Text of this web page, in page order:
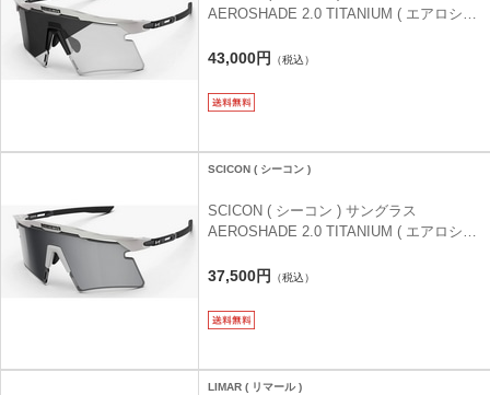
AEROSHADE 2.0 TITANIUM ( エアロシェ
ト(フォトクロミック)
43,000円 （税込）
SCICON ( シーコン )
SCICON ( シーコン ) サングラス
AEROSHADE 2.0 TITANIUM ( エアロシェ
ト(スモーク+ピンク)
37,500円 （税込）
LIMAR ( リマール )